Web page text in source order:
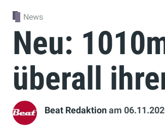
News
Neu:
überall
Beat Redaktion am